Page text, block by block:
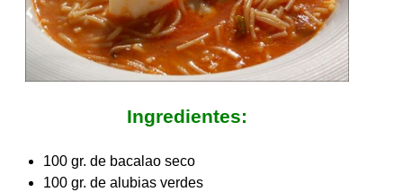
Ingredientes:
100 gr. de bacalao seco
100 gr. de alubias verdes